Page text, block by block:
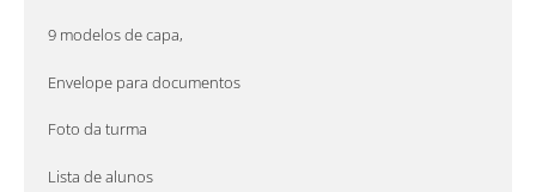
9 modelos de capa,
Envelope para documentos
Foto da turma
Lista de alunos